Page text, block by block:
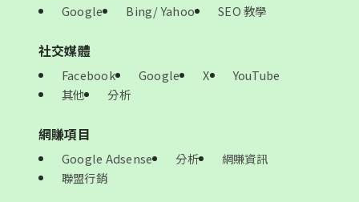
Google Bing/ Yahoo SEO 教學
社交媒體
Facebook Google X
YouTube
其他
分析
網賺項目
Google Adsense 分析
網賺資訊
聯盟行銷